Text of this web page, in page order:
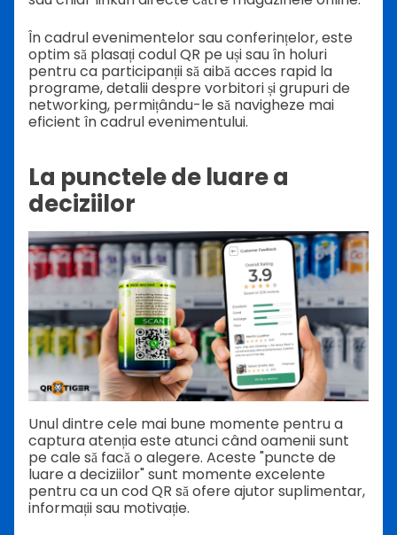
În cadrul evenimentelor sau conferințelor, este
optim să plasați codul QR pe uși sau în holuri
pentru ca participanții să aibă acces rapid la
programe, detalii despre vorbitori și grupuri de
networking, permițându-le să navigheze mai
eficient în cadrul evenimentului.
La punctele de luare a
deciziilor
Unul dintre cele mai bune momente pentru a
captura atenția este atunci când oamenii sunt
pe cale să facă o alegere. Aceste "puncte de
luare a deciziilor" sunt momente excelente
pentru ca un cod QR să ofere ajutor suplimentar,
informații sau motivație.